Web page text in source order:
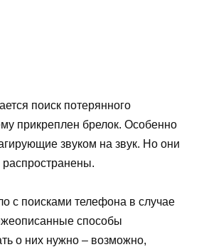
поиск потерянного
прикреплен брелок. Особенно
звуком на звук. Но они
с поисками телефона в случае
способы
о них нужно – возможно,